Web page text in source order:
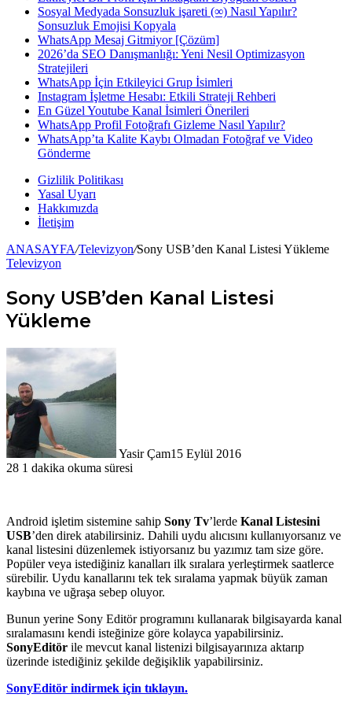
...
Sosyal Medyada Sonsuzluk işareti (∞) Nasıl Yapılır?
Sonsuzluk Emojisi Kopyala
WhatsApp Mesaj Gitmiyor [Çözüm]
2026’da SEO Danışmanlığı: Yeni Nesil Optimizasyon
Stratejileri
WhatsApp İçin Etkileyici Grup İsimleri
Instagram İşletme Hesabı: Etkili Strateji Rehberi
En Güzel Youtube Kanal İsimleri Önerileri
WhatsApp Profil Fotoğrafı Gizleme Nasıl Yapılır?
WhatsApp’ta Kalite Kaybı Olmadan Fotoğraf ve Video
Gönderme
Gizlilik Politikası
Yasal Uyarı
Hakkımızda
İletişim
ANASAYFA/Televizyon/Sony USB’den Kanal Listesi Yükleme
Televizyon
Sony USB’den Kanal Listesi
Yükleme
Yasir Çam15 Eylül 2016
28 1 dakika okuma süresi
Android işletim sistemine sahip Sony Tv’lerde Kanal Listesini
USB’den direk atabilirsiniz. Dahili uydu alıcısını kullanıyorsanız ve
kanal listesini düzenlemek istiyorsanız bu yazımız tam size göre.
Popüler veya istediğiniz kanalları ilk sıralara yerleştirmek saatlerce
sürebilir. Uydu kanallarını tek tek sıralama yapmak büyük zaman
kaybına ve uğraşa sebep oluyor.
Bunun yerine Sony Editör programını kullanarak bilgisayarda kanal
sıralamasını kendi isteğinize göre kolayca yapabilirsiniz.
SonyEditör ile mevcut kanal listenizi bilgisayarınıza aktarıp
üzerinde istediğiniz şekilde değişiklik yapabilirsiniz.
SonyEditör indirmek için tıklayın.